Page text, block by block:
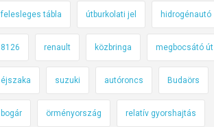
felesleges tábla útburkolati jel hidrogénautó
8126 renault közbringa megbocsátó út
éjszaka suzuki autóroncs Budaörs
bogár örményország relatív gyorshajtás